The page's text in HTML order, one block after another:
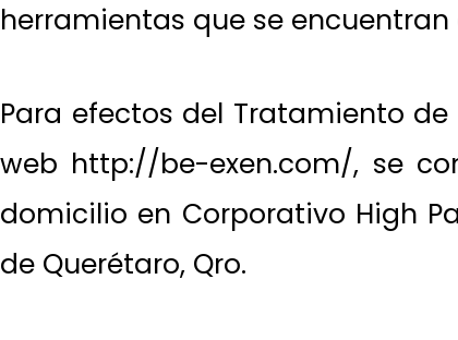
herramientas que se
Para efectos del Tratamiento
web http://be-exen.com/, se
domicilio en Corporativo High
de Querétaro, Qro.